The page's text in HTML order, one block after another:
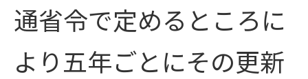
通省令で定めるところに
より五年ごとにその更新